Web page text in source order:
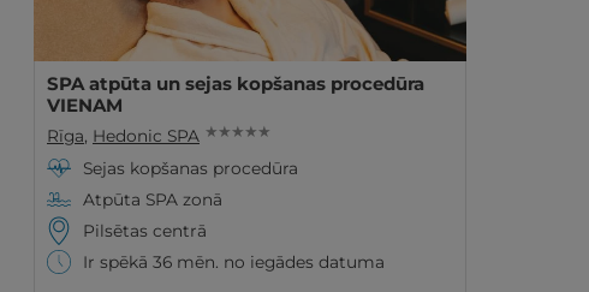
SPA atpūta un sejas kopšanas procedūra
VIENAM
Rīga, Hedonic SPA ★ ★ ★ ★ ★
Sejas kopšanas procedūra
Atpūta SPA zonā
Pilsētas centrā
Ir spēkā 36 mēn. no iegādes datuma